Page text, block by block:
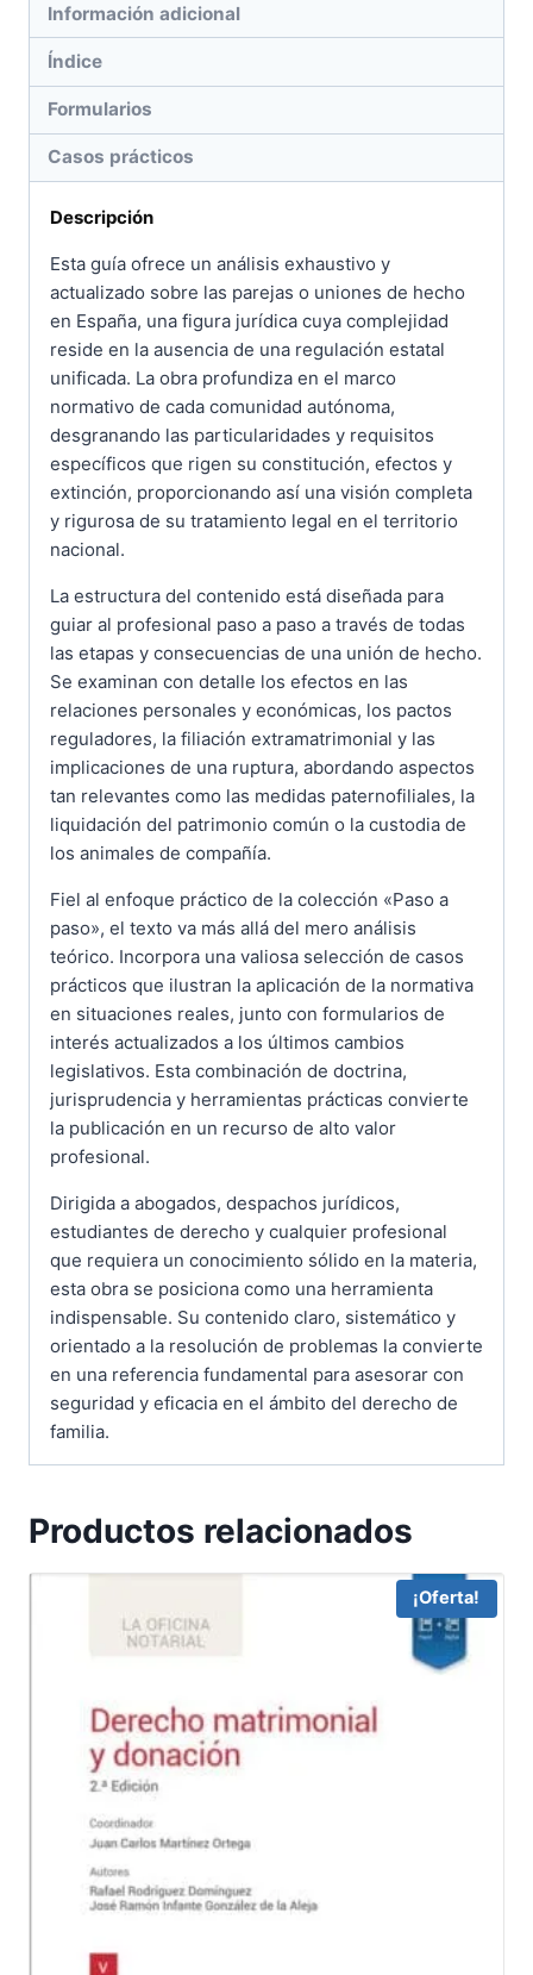
Información adicional
Índice
Formularios
Casos prácticos
Descripción
Esta guía ofrece un análisis exhaustivo y
actualizado sobre las parejas o uniones de hecho
en España, una figura jurídica cuya complejidad
reside en la ausencia de una regulación estatal
unificada. La obra profundiza en el marco
normativo de cada comunidad autónoma,
desgranando las particularidades y requisitos
específicos que rigen su constitución, efectos y
extinción, proporcionando así una visión completa
y rigurosa de su tratamiento legal en el territorio
nacional.
La estructura del contenido está diseñada para
guiar al profesional paso a paso a través de todas
las etapas y consecuencias de una unión de hecho.
Se examinan con detalle los efectos en las
relaciones personales y económicas, los pactos
reguladores, la filiación extramatrimonial y las
implicaciones de una ruptura, abordando aspectos
tan relevantes como las medidas paternofiliales, la
liquidación del patrimonio común o la custodia de
los animales de compañía.
Fiel al enfoque práctico de la colección «Paso a
paso», el texto va más allá del mero análisis
teórico. Incorpora una valiosa selección de casos
prácticos que ilustran la aplicación de la normativa
en situaciones reales, junto con formularios de
interés actualizados a los últimos cambios
legislativos. Esta combinación de doctrina,
jurisprudencia y herramientas prácticas convierte
la publicación en un recurso de alto valor
profesional.
Dirigida a abogados, despachos jurídicos,
estudiantes de derecho y cualquier profesional
que requiera un conocimiento sólido en la materia,
esta obra se posiciona como una herramienta
indispensable. Su contenido claro, sistemático y
orientado a la resolución de problemas la convierte
en una referencia fundamental para asesorar con
seguridad y eficacia en el ámbito del derecho de
familia.
Productos relacionados
¡Oferta!